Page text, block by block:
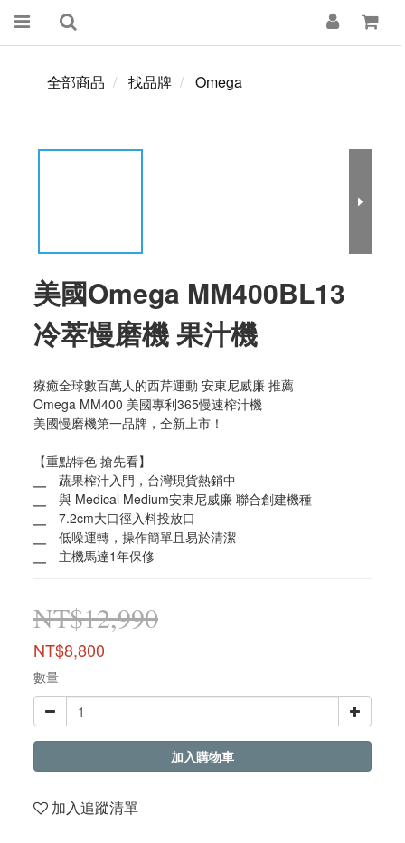
全部商品 找品牌 Omega
美國Omega MM400BL13
冷萃慢磨機 果汁機
療癒全球數百萬人的西芹運動 安東尼威廉 推薦
Omega MM400 美國專利365慢速榨汁機
美國慢磨機第一品牌，全新上市！
【重點特色 搶先看】
╴　蔬果榨汁入門，台灣現貨熱銷中
╴　與 Medical Medium安東尼威廉 聯合創建機種
╴　7.2cm大口徑入料投放口
╴　低噪運轉，操作簡單且易於清潔
╴　主機馬達1年保修
NT$12,990
NT$8,800
數量
加入購物車
加入追蹤清單